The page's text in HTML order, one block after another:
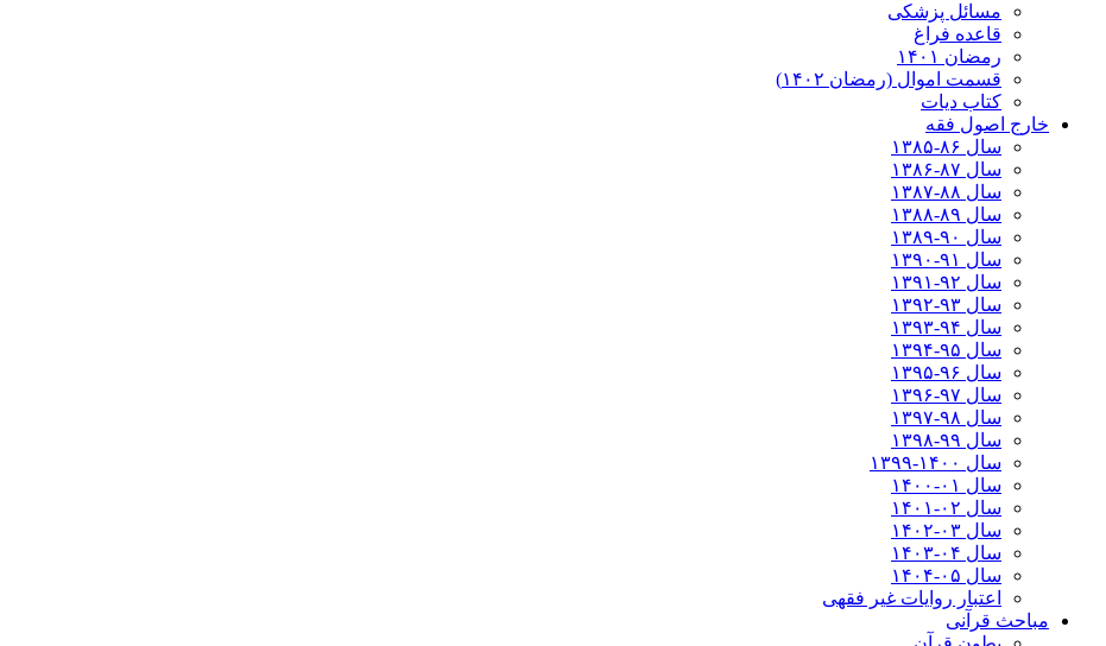
مسائل پزشکی
قاعده فراغ
رمضان ۱۴۰۱
قسمت اموال (رمضان ۱۴۰۲)
کتاب دیات
خارج اصول فقه
سال ۸۶-۱۳۸۵
سال ۸۷-۱۳۸۶
سال ۸۸-۱۳۸۷
سال ۸۹-۱۳۸۸
سال ۹۰-۱۳۸۹
سال ۹۱-۱۳۹۰
سال ۹۲-۱۳۹۱
سال ۹۳-۱۳۹۲
سال ۹۴-۱۳۹۳
سال ۹۵-۱۳۹۴
سال ۹۶-۱۳۹۵
سال ۹۷-۱۳۹۶
سال ۹۸-۱۳۹۷
سال ۹۹-۱۳۹۸‍
سال ۱۴۰۰-۱۳۹۹
سال ۰۱-۱۴۰۰
سال ۰۲-۱۴۰۱
سال ۰۳-۱۴۰۲
سال ۰۴-۱۴۰۳
سال ۰۵-۱۴۰۴
اعتبار روایات غیر فقهی
مباحث قرآنی